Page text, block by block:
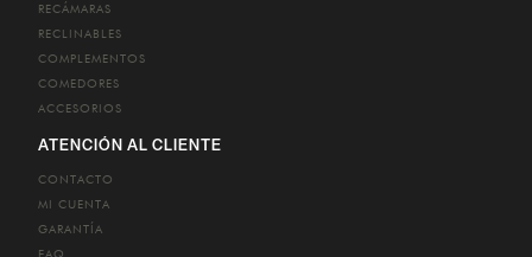
RECÁMARAS
RECLINABLES
COMPLEMENTOS
COMEDORES
ACCESORIOS
ATENCIÓN AL CLIENTE
CONTACTO
MI CUENTA
GARANTÍA
FAQ